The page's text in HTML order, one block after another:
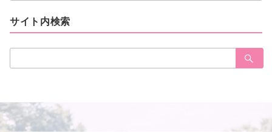
イ
サイト内検索
索：